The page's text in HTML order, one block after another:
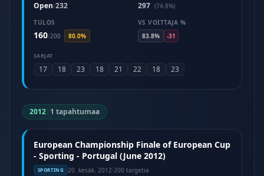
Open/232 297 (74.8%)
TULOS
160/200 80.0%
VS VOITTAJA %
83.8%
-31
SARJAT
17 18 23 18 21 22 18 23
2012| 1 tapahtumaa
European Championship Finale of European Cup
- Sporting - Portugal (June 2012)
SPORTING 20. kesäk. 2012·200 targetia